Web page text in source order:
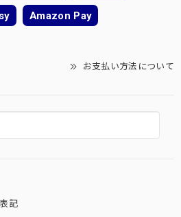
Amazon Pay
お支払い方法について
記